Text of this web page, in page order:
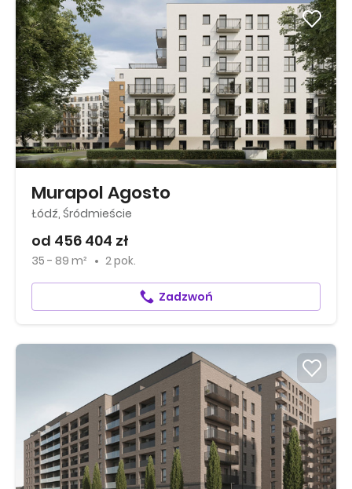
Murapol Agosto
Łódź, Śródmieście
od 456 404 zł
35 - 89 m² 2 pok.
Zadzwoń